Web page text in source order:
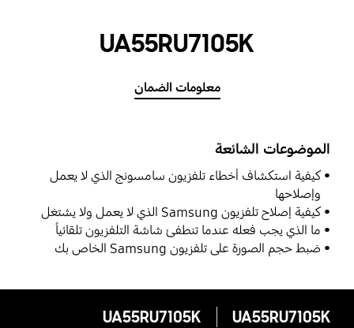
UA55RU7105K
معلومات الضمان
الموضوعات الشائعة
كيفية استكشاف أخطاء تلفزيون سامسونج الذي لا يعمل
وإصلاحها
كيفية إصلاح تلفزيون Samsung الذي لا يعمل ولا يشتغل
ما الذي يجب فعله عندما تنطفئ شاشة التلفزيون تلقائياً
ضبط حجم الصورة على تلفزيون Samsung الخاص بك
UA55RU7105K
UA55RU7105K